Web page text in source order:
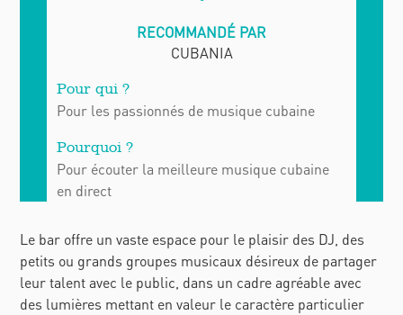
Pour les passionnés de musique cubaine
Pour écouter la meilleure musique cubaine
en direct
Le bar offre un vaste espace pour le plaisir des DJ, des
petits ou grands groupes musicaux désireux de partager
leur talent avec le public, dans un cadre agréable avec
des lumières mettant en valeur le caractère particulier